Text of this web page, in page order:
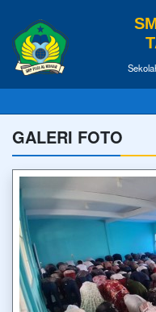
GALERI FOTO